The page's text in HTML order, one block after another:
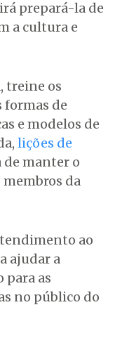
prepará-la de
a cultura e
treine os
formas de
e modelos de
lições de
de manter o
da
ao
ajudar a
para as
no público do